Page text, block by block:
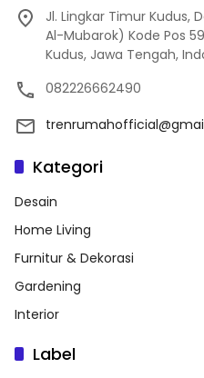
Jl. Lingkar Timur Kudus,
Al-Mubarok) Kode Pos
Kudus, Jawa Tengah,
082226662490
Kategori
Desain
Home Living
Furnitur & Dekorasi
Gardening
Interior
Label